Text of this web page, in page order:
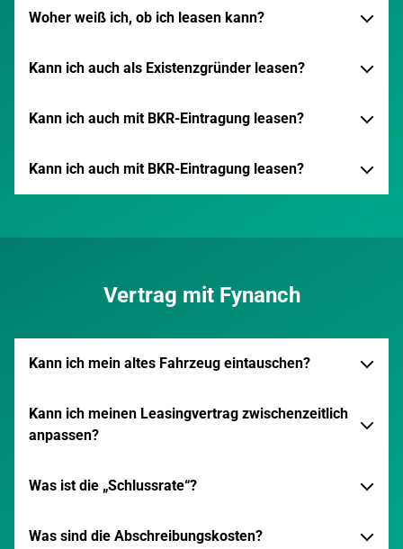
Woher weiß ich, ob ich leasen kann?
Kann ich auch als Existenzgründer leasen?
Kann ich auch mit BKR-Eintragung leasen?
Kann ich auch mit BKR-Eintragung leasen?
Vertrag mit Fynanch
Kann ich mein altes Fahrzeug eintauschen?
Kann ich meinen Leasingvertrag zwischenzeitlich
anpassen?
Was ist die „Schlussrate“?
Was sind die Abschreibungskosten?